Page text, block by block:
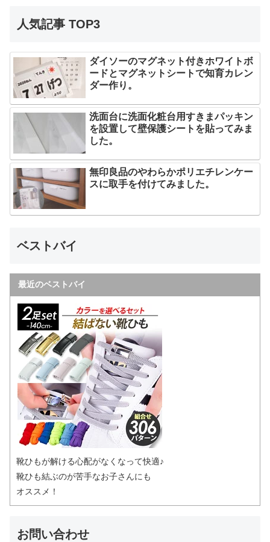
人気記事 TOP3
ダイソーのマグネット付きホワイトボ
ードとマグネットシートで知育カレン
ダー作り。
洗面台に洗面化粧台用すきまパッキン
を設置して壁保護シートを貼ってみま
した。
無印良品のやわらかポリエチレンケー
スに取手を付けてみました。
ベストバイ
最近のベストバイ
靴ひもが解ける心配がなくなって快適♪
靴ひも結ぶのが苦手なお子さんにも
オススメ！
お問い合わせ